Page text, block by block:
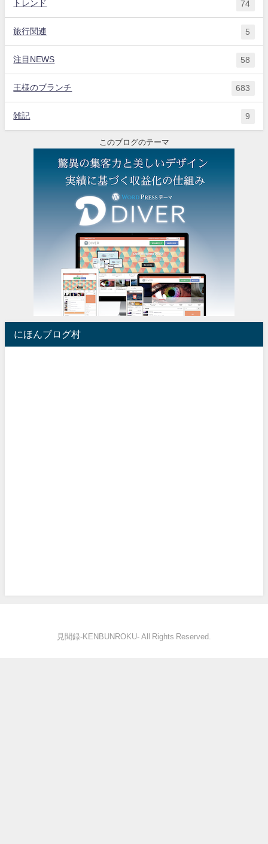
トレンド 74
旅行関連 5
注目NEWS 58
王様のブランチ 683
雑記 9
このブログのテーマ
にほんブログ村
見聞録‐KENBUNROKU- All Rights Reserved.